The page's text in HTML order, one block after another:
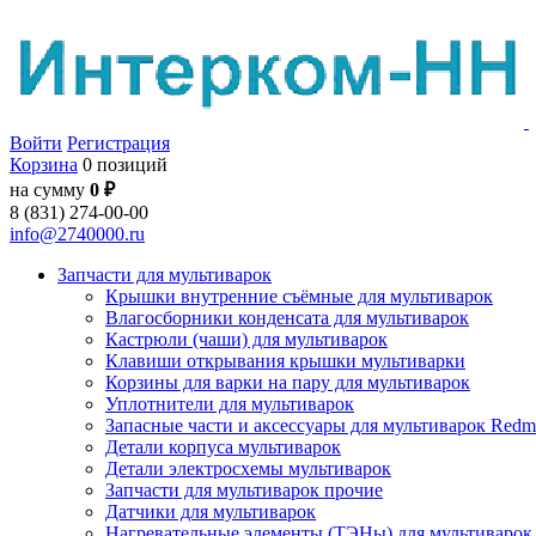
Войти Регистрация
Корзина 0 позиций
на сумму 0 ₽
8 (831) 274-00-00
info@2740000.ru
Запчасти для мультиварок
Крышки внутренние съёмные для мультиварок
Влагосборники конденсата для мультиварок
Кастрюли (чаши) для мультиварок
Клавиши открывания крышки мультиварки
Корзины для варки на пару для мультиварок
Уплотнители для мультиварок
Запасные части и аксессуары для мультиварок
Детали корпуса мультиварок
Детали электросхемы мультиварок
Запчасти для мультиварок прочие
Датчики для мультиварок